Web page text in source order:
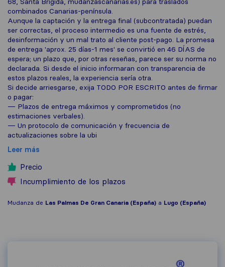
combinados Canarias-península.
Aunque la captación y la entrega final (subcontratada) puedan
ser correctas, el proceso intermedio es una fuente de estrés,
desinformación y un mal trato al cliente post-pago. La promesa
de entrega 'aprox. 25 días-1 mes' se convirtió en 46 DÍAS de
espera; un plazo que, por otras reseñas, parece ser su norma no
declarada. Si desde el inicio informaran con transparencia de
estos plazos reales, la experiencia sería otra.
Si decide arriesgarse, exija TODO POR ESCRITO antes de firmar
o pagar:
— Plazos de entrega máximos y comprometidos (no
estimaciones verbales).
— Un protocolo de comunicación y frecuencia de
actualizaciones sobre la ubi
Leer más
Precio
Incumplimiento de los plazos
Mudanza de Las Palmas De Gran Canaria (España) a Lugo (España)